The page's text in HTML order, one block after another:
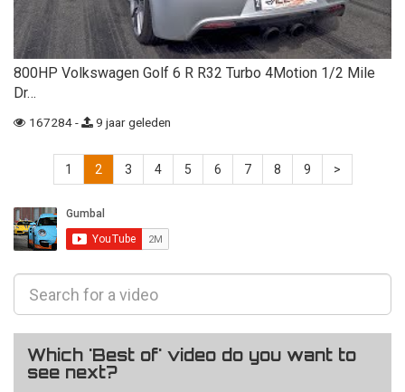
800HP Volkswagen Golf 6 R R32 Turbo 4Motion 1/2 Mile
Dr…
167284 - 9 jaar geleden
1 2 3 4 5 6 7 8 9 >
Which 'Best of' video do you want to
see next?